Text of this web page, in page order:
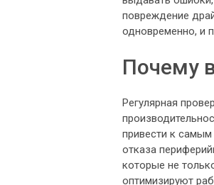
повреждение
одновременно, и
Почему
Регулярная
привести к
отказа
которые не
оптимизируют